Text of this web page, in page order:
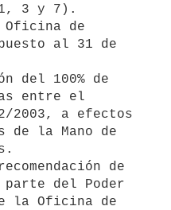
3 y 7).
de
al 31 de
del 100% de
entre el
2003, a efectos
de la Mano de
de
del Poder
la Oficina de